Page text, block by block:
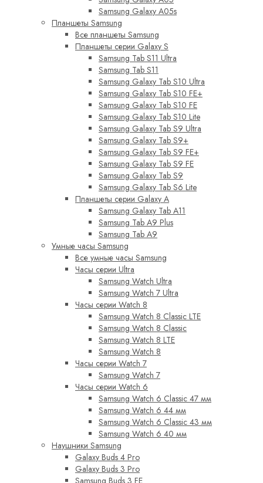
Samsung Galaxy A05s
Планшеты Samsung
Все планшеты Samsung
Планшеты серии Galaxy S
Samsung Tab S11 Ultra
Samsung Tab S11
Samsung Galaxy Tab S10 Ultra
Samsung Galaxy Tab S10 FE+
Samsung Galaxy Tab S10 FE
Samsung Galaxy Tab S10 Lite
Samsung Galaxy Tab S9 Ultra
Samsung Galaxy Tab S9+
Samsung Galaxy Tab S9 FE+
Samsung Galaxy Tab S9 FE
Samsung Galaxy Tab S9
Samsung Galaxy Tab S6 Lite
Планшеты серии Galaxy A
Samsung Galaxy Tab A11
Samsung Tab A9 Plus
Samsung Tab A9
Умные часы Samsung
Все умные часы Samsung
Часы серии Ultra
Samsung Watch Ultra
Samsung Watch 7 Ultra
Часы серии Watch 8
Samsung Watch 8 Classic LTE
Samsung Watch 8 Classic
Samsung Watch 8 LTE
Samsung Watch 8
Часы серии Watch 7
Samsung Watch 7
Часы серии Watch 6
Samsung Watch 6 Classic 47 мм
Samsung Watch 6 44 мм
Samsung Watch 6 Classic 43 мм
Samsung Watch 6 40 мм
Наушники Samsung
Galaxy Buds 4 Pro
Galaxy Buds 3 Pro